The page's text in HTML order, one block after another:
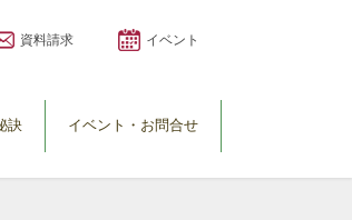
資料請求 イベント
訣 イベント・お問合せ